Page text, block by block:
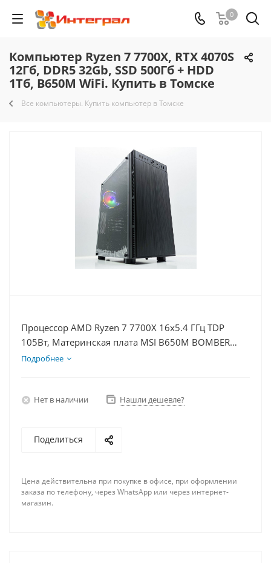
0
Компьютер Ryzen 7 7700X, RTX 4070S
12Гб, DDR5 32Gb, SSD 500Гб + HDD
1Тб, B650M WiFi. Купить в Томске
Все компьютеры. Купить компьютер в Томске
Процессор AMD Ryzen 7 7700X 16x5.4 ГГц TDP
105Вт, Материнская плата MSI B650M BOMBER
WIFI, Видеокарта RTX 4070S 12Гб, Память
Подробнее
Нет в наличии Нашли дешевле?
Поделиться
Цена действительна при покупке в офисе, при оформлении
заказа по телефону, через WhatsApp или через интернет-
магазин.